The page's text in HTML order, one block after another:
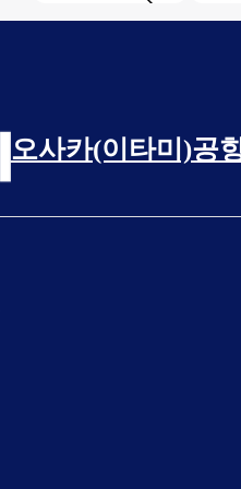
오사카(이타미)공